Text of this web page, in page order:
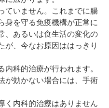
ていません。これまでに腸
身を守る免疫機構が正常に
、あるいは食生活の変化の
が、今なお原因ははっきり
科的治療が行われます。
が効かない場合には、手術
く内科的治療はありません